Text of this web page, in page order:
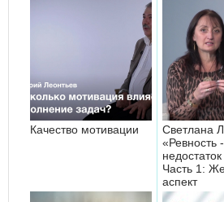
Качество мотивации
Светлана
«Ревность -
Часть 1:
аспект